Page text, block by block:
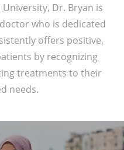
Dr. Bryan is
who is dedicated
offers positive,
by recognizing
treatments to their
needs.